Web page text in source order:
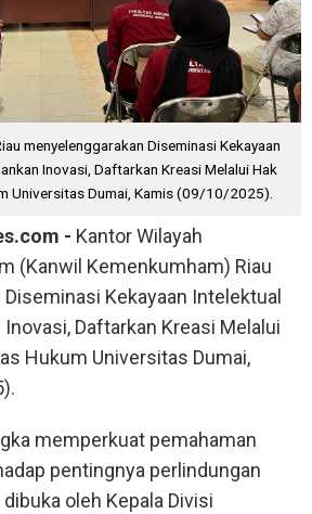
menyelenggarakan Diseminasi Kekayaan
Inovasi, Daftarkan Kreasi Melalui Hak
Universitas Dumai, Kamis (09/10/2025).
- Kantor Wilayah
(Kanwil Kemenkumham) Riau
Kekayaan Intelektual
Daftarkan Kreasi Melalui
Hukum Universitas Dumai,
memperkuat pemahaman
pentingnya perlindungan
oleh Kepala Divisi